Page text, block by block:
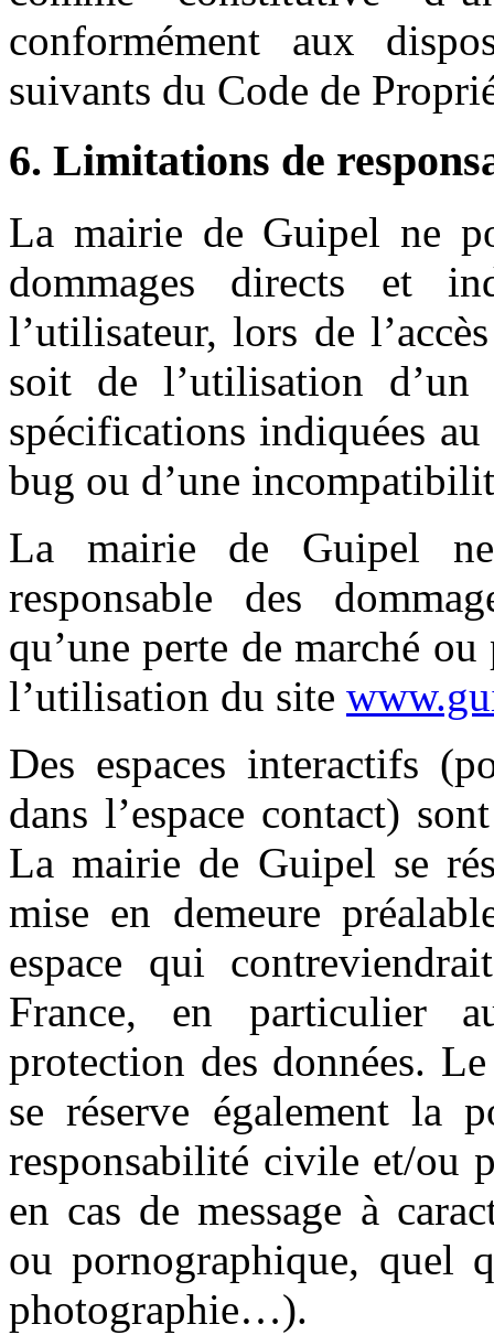
conformément aux
suivants du Code de
6. Limitations de
La mairie de Guipel ne
dommages directs et
l’utilisateur, lors de
soit de l’utilisation d’un
spécifications indiquées
bug ou d’une
La mairie de Guipel
responsable des
qu’une perte de marché
l’utilisation du site
Des espaces interactifs
dans l’espace contact)
La mairie de Guipel se
mise en demeure
espace qui
France, en particulier
protection des données.
se réserve également la
responsabilité civile et/ou
en cas de message à
ou pornographique, quel
photographie…).